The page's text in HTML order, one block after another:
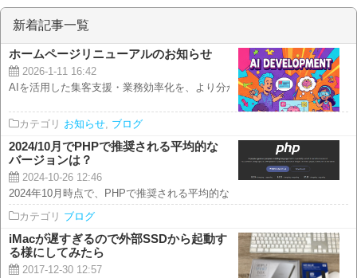
新着記事一覧
ホームページリニューアルのお知らせ
2026-1-11 16:42
AIを活用した集客支援・業務効率化を、より分かりやすくお届けします
カテゴリ お知らせ, ブログ
2024/10月でPHPで推奨される平均的な
バージョンは？
2024-10-26 12:46
2024年10月時点で、PHPで推奨される平均的なバージョンはPHP 8.2です
カテゴリ ブログ
iMacが遅すぎるので外部SSDから起動す
る様にしてみたら
2017-12-30 12:57